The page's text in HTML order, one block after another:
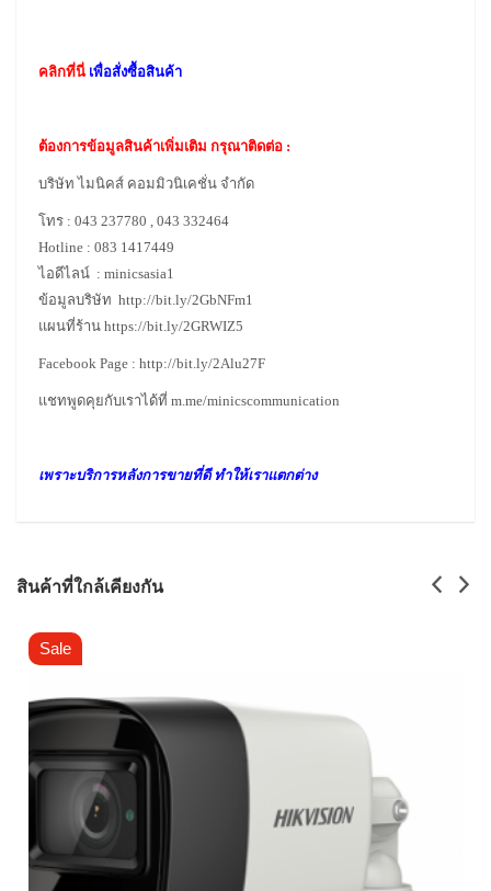
คลิกที่นี่ เพื่อสั่งซื้อสินค้า
ต้องการข้อมูลสินค้าเพิ่มเติม กรุณาติดต่อ :
บริษัท ไมนิคส์ คอมมิวนิเคชั่น จำกัด
โทร : 043 237780 , 043 332464
Hotline : 083 1417449
ไอดีไลน์ : minicsasia1
ข้อมูลบริษัท http://bit.ly/2GbNFm1
แผนที่ร้าน https://bit.ly/2GRWIZ5
Facebook Page : http://bit.ly/2Alu27F
แชทพูดคุยกับเราได้ที่ m.me/minicscommunication
เพราะบริการหลังการขายที่ดี ทำให้เราแตกต่าง
สินค้าที่ใกล้เคียงกัน
Sale